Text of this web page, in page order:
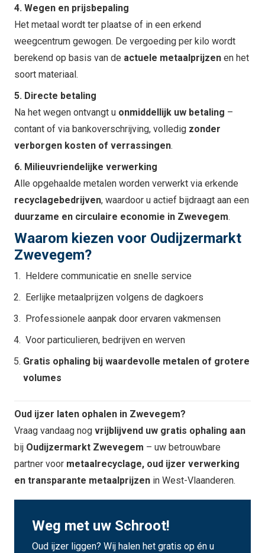
4. Wegen en prijsbepaling
Het metaal wordt ter plaatse of in een erkend
weegcentrum gewogen. De vergoeding per kilo wordt
berekend op basis van de actuele metaalprijzen en het
soort materiaal.
5. Directe betaling
Na het wegen ontvangt u onmiddellijk uw betaling –
contant of via bankoverschrijving, volledig zonder
verborgen kosten of verrassingen.
6. Milieuvriendelijke verwerking
Alle opgehaalde metalen worden verwerkt via erkende
recyclagebedrijven, waardoor u actief bijdraagt aan een
duurzame en circulaire economie in Zwevegem.
Waarom kiezen voor Oudijzermarkt
Zwevegem?
Heldere communicatie en snelle service
Eerlijke metaalprijzen volgens de dagkoers
Professionele aanpak door ervaren vakmensen
Voor particulieren, bedrijven en werven
Gratis ophaling bij waardevolle metalen of grotere
volumes
Oud ijzer laten ophalen in Zwevegem?
Vraag vandaag nog vrijblijvend uw gratis ophaling aan
bij Oudijzermarkt Zwevegem – uw betrouwbare
partner voor metaalrecyclage, oud ijzer verwerking
en transparante metaalprijzen in West-Vlaanderen.
Weg met uw Schroot!
Oud ijzer liggen? Wij halen het gratis op én u